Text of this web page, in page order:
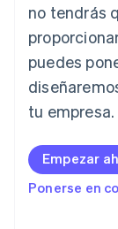
no tendrás
puedes
tu empresa.
Empezar
Ponerse en
Italia
Italiano
Japón
日本語
Letonia
Lituania
English